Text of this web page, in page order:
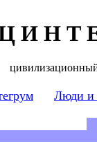
И Н Т
Люди и